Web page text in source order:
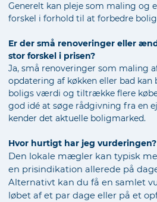
Generelt kan pleje som maling og
forskel i forhold til at forbedre
Er der små renoveringer eller
stor forskel i prisen?
Ja, små renoveringer som maling
opdatering af køkken eller bad
boligs værdi og tiltrække flere
god idé at søge rådgivning fra en
kender det aktuelle boligmarked.
Hvor hurtigt har jeg vurderingen?
Den lokale mægler kan typisk
en prisindikation allerede på
Alternativt kan du få en samlet
løbet af et par dage eller på et